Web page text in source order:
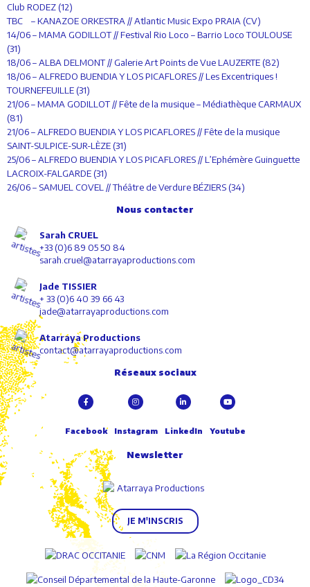
Club RODEZ (12)
TBC – KANAZOE ORKESTRA // Atlantic Music Expo PRAIA (CV)
14/06 – MAMA GODILLOT // Festival Rio Loco – Barrio Loco TOULOUSE
(31)
18/06 – ALBA DELMONT // Galerie Art Points de Vue LAUZERTE (82)
18/06 – ALFREDO BUENDIA Y LOS PICAFLORES // Les Excentriques !
TOURNEFEUILLE (31)
21/06 – MAMA GODILLOT // Fête de la musique – Médiathèque CARMAUX
(81)
21/06 – ALFREDO BUENDIA Y LOS PICAFLORES // Fête de la musique
SAINT-SULPICE-SUR-LÈZE (31)
25/06 – ALFREDO BUENDIA Y LOS PICAFLORES // L’Ephémère Guinguette
LACROIX-FALGARDE (31)
26/06 – SAMUEL COVEL // Théâtre de Verdure BÉZIERS (34)
Nous contacter
Sarah CRUEL
+33 (0)6 89 05 50 84
sarah.cruel@atarrayaproductions.com
Jade TISSIER
+ 33 (0)6 40 39 66 43
jade@atarrayaproductions.com
Atarraya Productions
contact@atarrayaproductions.com
Réseaux sociaux
Facebook Instagram LinkedIn Youtube
Newsletter
JE M'INSCRIS